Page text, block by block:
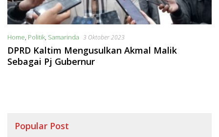
Home, Politik, Samarinda 3 Oktober 2023
DPRD Kaltim Mengusulkan Akmal Malik
Sebagai Pj Gubernur
Popular Post